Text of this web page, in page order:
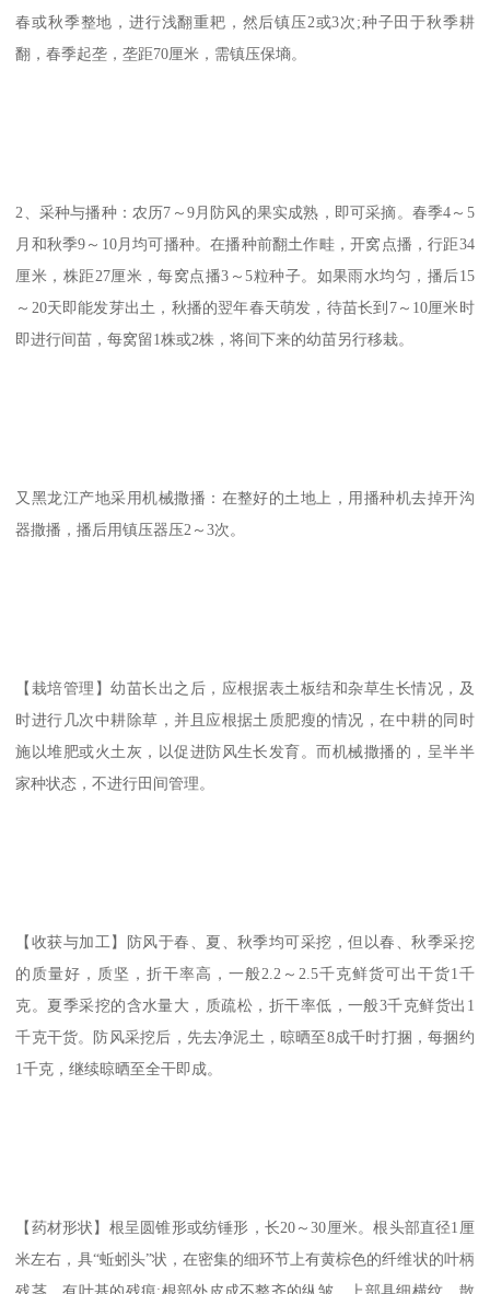
春或秋季整地，进行浅翻重耙，然后镇压2或3次;种子田于秋季耕
翻，春季起垄，垄距70厘米，需镇压保墒。
2、采种与播种：农历7～9月防风的果实成熟，即可采摘。春季4～5
月和秋季9～10月均可播种。在播种前翻土作畦，开窝点播，行距34
厘米，株距27厘米，每窝点播3～5粒种子。如果雨水均匀，播后15
～20天即能发芽出土，秋播的翌年春天萌发，待苗长到7～10厘米时
即进行间苗，每窝留1株或2株，将间下来的幼苗另行移栽。
又黑龙江产地采用机械撒播：在整好的土地上，用播种机去掉开沟
器撒播，播后用镇压器压2～3次。
【栽培管理】幼苗长出之后，应根据表土板结和杂草生长情况，及
时进行几次中耕除草，并且应根据土质肥瘦的情况，在中耕的同时
施以堆肥或火土灰，以促进防风生长发育。而机械撒播的，呈半半
家种状态，不进行田间管理。
【收获与加工】防风于春、夏、秋季均可采挖，但以春、秋季采挖
的质量好，质坚，折干率高，一般2.2～2.5千克鲜货可出干货1千
克。夏季采挖的含水量大，质疏松，折干率低，一般3千克鲜货出1
千克干货。防风采挖后，先去净泥土，晾晒至8成千时打捆，每捆约
1千克，继续晾晒至全干即成。
【药材形状】根呈圆锥形或纺锤形，长20～30厘米。根头部直径1厘
米左右，具“蚯蚓头”状，在密集的细环节上有黄棕色的纤维状的叶柄